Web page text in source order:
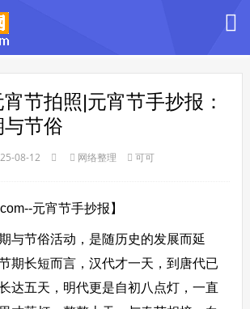
节拍照|元宵节手抄报：
节俗
08-12 网络整理 可可
元宵节手抄报】
节俗活动，是随历史的发展而延
期长短而言，汉代才一天，到唐代已
达五天，明代更是自初八点灯，一直